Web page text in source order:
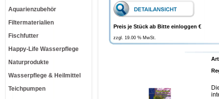
Preis je Stück ab Bitte einloggen €
zzgl. 19.00 % MwSt.
Aquarienzubehör
Filtermaterialien
Fischfutter
Happy-Life Wasserpflege
Naturprodukte
Wasserpflege & Heilmittel
Teichpumpen